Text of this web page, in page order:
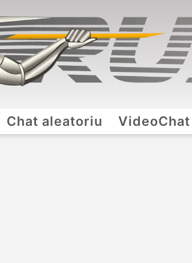
Chat aleatoriu VideoChat